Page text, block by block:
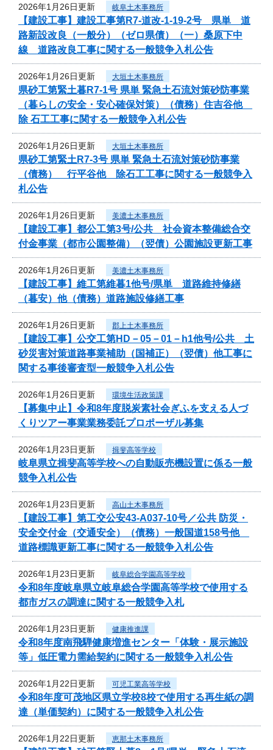
2026年1月26日更新 岐阜土木事務所
【建設工事】建設工事第R7-道改-1-19-2号 県単 道
路新設改良（一般分）（ゼロ県債）（一）桑原下中
線 道路改良工事に関する一般競争入札公告
2026年1月26日更新 大垣土木事務所
県砂工第緊土暮R7-1号 県単 緊急土石流対策砂防事業
（暮らしの安全・安心確保対策）（債務）住吉谷他
除 石工工事に関する一般競争入札公告
2026年1月26日更新 大垣土木事務所
県砂工第緊土R7-3号 県単 緊急土石流対策砂防事業
（債務） 行平谷他 除石工工事に関する一般競争入
札公告
2026年1月26日更新 美濃土木事務所
【建設工事】都公工第3号/公共 社会資本整備総合交
付金事業（都市公園整備）（翌債）公園施設更新工事
2026年1月26日更新 美濃土木事務所
【建設工事】維工第維暮1他号/県単 道路維持修繕
（暮安）他（債務）道路施設修繕工事
2026年1月26日更新 郡上土木事務所
【建設工事】公交工第HD－05－01－h1他号/公共 土
砂災害対策道路事業補助（国補正）（翌債）他工事に
関する事後審査型一般競争入札公告
2026年1月26日更新 環境生活政策課
【募集中止】令和8年度脱炭素社会ぎふを支える人づ
くりツアー事業業務委託プロポーザル募集
2026年1月23日更新 揖斐高等学校
岐阜県立揖斐高等学校への自動販売機設置に係る一般
競争入札公告
2026年1月23日更新 高山土木事務所
【建設工事】第工交公安43-A037-10号／公共 防災・
安全交付金（交通安全）（債務）一般国道158号他
道路標識更新工事に関する一般競争入札公告
2026年1月23日更新 岐阜総合学園高等学校
令和8年度岐阜県立岐阜総合学園高等学校で使用する
都市ガスの調達に関する一般競争入札
2026年1月23日更新 健康推進課
令和8年度南飛騨健康増進センター「体験・展示施設
等」低圧電力需給契約に関する一般競争入札公告
2026年1月22日更新 可児工業高等学校
令和8年度可茂地区県立学校8校で使用する再生紙の調
達（単価契約）に関する一般競争入札公告
2026年1月22日更新 恵那土木事務所